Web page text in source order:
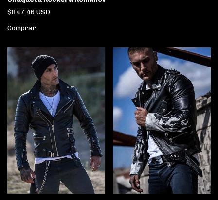
$847.46 USD
Comprar